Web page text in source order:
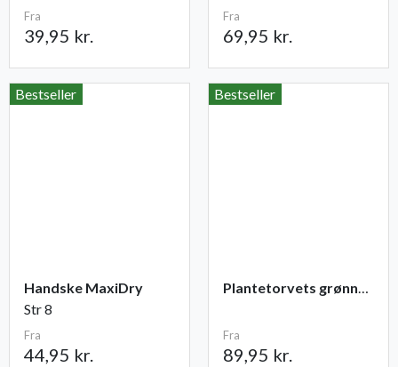
Fra
39,95 kr.
Fra
69,95 kr.
Bestseller
Handske MaxiDry
Str 8
Fra
44,95 kr.
Bestseller
Plantetorvets grønne vandingspose 75 liter
Fra
89,95 kr.